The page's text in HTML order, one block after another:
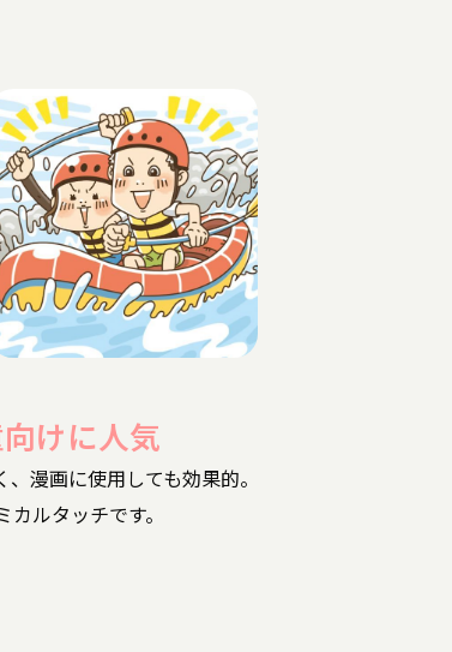
けに人気
漫画に使用しても効果的。
ルタッチです。